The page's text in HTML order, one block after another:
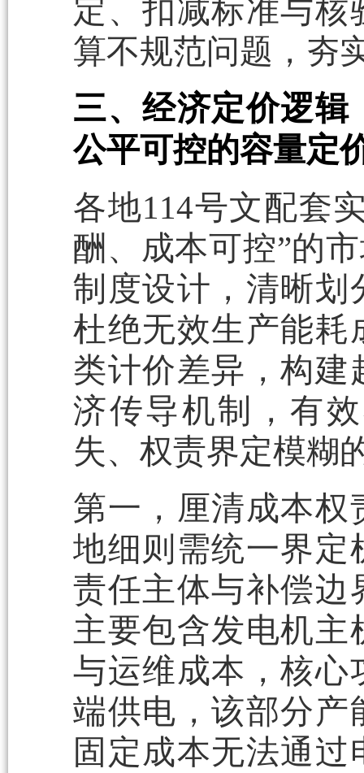
定、扣减标准与
算不规范问题，夯
三、经济定价逻辑
公平可控的容量定
各地114号文配套
酬、成本可控”的
制度设计，清晰划
杜绝无效生产能耗
类计价差异，构建
济传导机制，有
失、权责界定模糊
第一，厘清成本权
地细则需统一界定
责任主体与补偿边
主要包含发电机
与运维成本，核心
端供电，该部分产
固定成本无法通